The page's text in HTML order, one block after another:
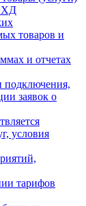
товаров и
и отчетах
подключения,
заявок о
условия
тарифов